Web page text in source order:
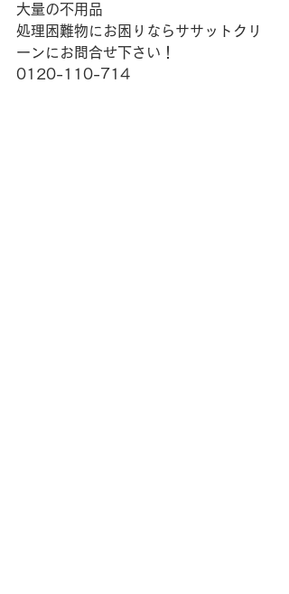
大量の不用品
処理困難物にお困りならササットクリ
ーンにお問合せ下さい！
0120-110-714